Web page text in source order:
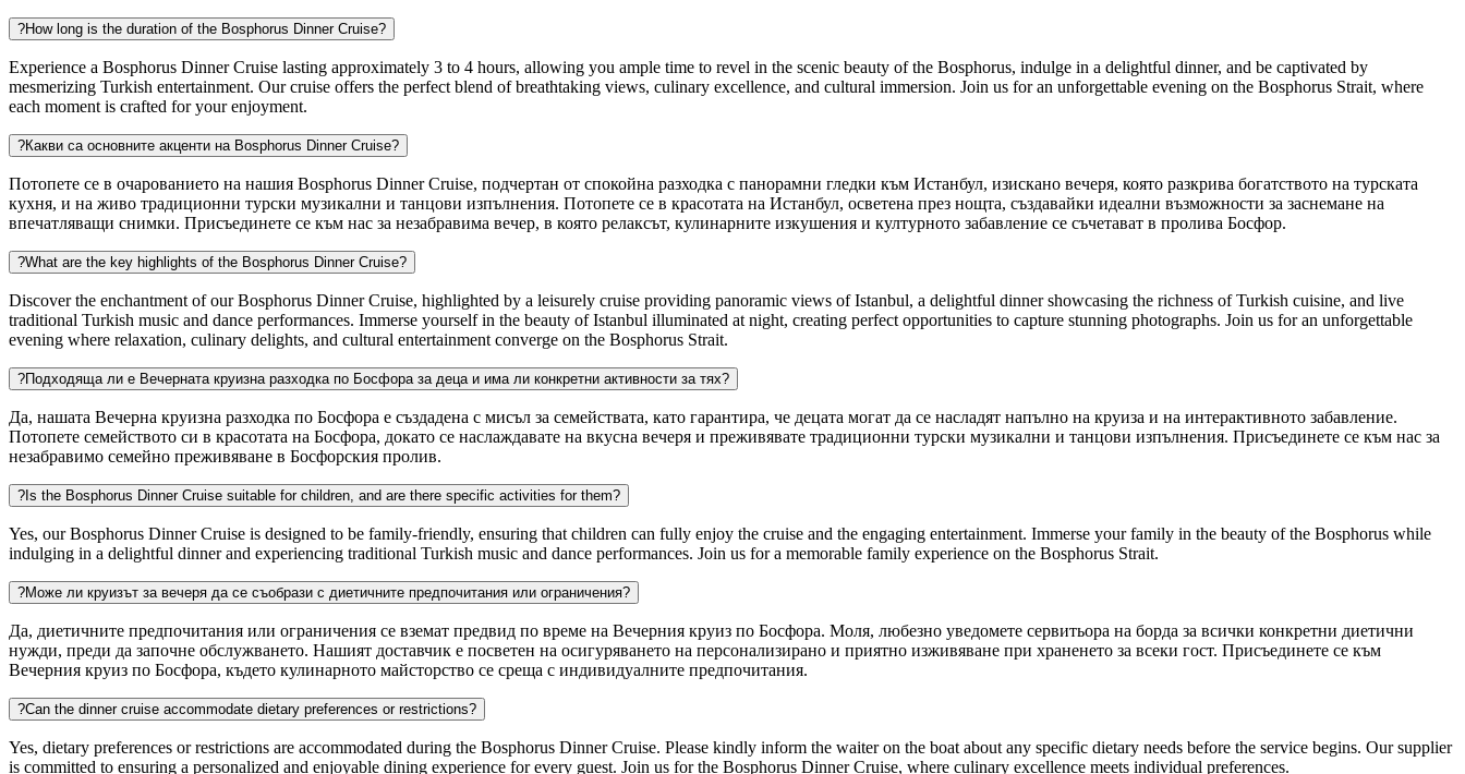
?How long is the duration of the Bosphorus Dinner Cruise?
Experience a Bosphorus Dinner Cruise lasting approximately 3 to 4 hours, allowing you ample time to revel in the scenic beauty of the Bosphorus, indulge in a delightful dinner, and be captivated by
mesmerizing Turkish entertainment. Our cruise offers the perfect blend of breathtaking views, culinary excellence, and cultural immersion. Join us for an unforgettable evening on the Bosphorus Strait, where
each moment is crafted for your enjoyment.
?Какви са основните акценти на Bosphorus Dinner Cruise?
Потопете се в очарованието на нашия Bosphorus Dinner Cruise, подчертан от спокойна разходка с панорамни гледки към Истанбул, изискано вечеря, която разкрива богатството на турската
кухня, и на живо традиционни турски музикални и танцови изпълнения. Потопете се в красотата на Истанбул, осветена през нощта, създавайки идеални възможности за заснемане на
впечатляващи снимки. Присъединете се към нас за незабравима вечер, в която релаксът, кулинарните изкушения и културното забавление се съчетават в пролива Босфор.
?What are the key highlights of the Bosphorus Dinner Cruise?
Discover the enchantment of our Bosphorus Dinner Cruise, highlighted by a leisurely cruise providing panoramic views of Istanbul, a delightful dinner showcasing the richness of Turkish cuisine, and live
traditional Turkish music and dance performances. Immerse yourself in the beauty of Istanbul illuminated at night, creating perfect opportunities to capture stunning photographs. Join us for an unforgettable
evening where relaxation, culinary delights, and cultural entertainment converge on the Bosphorus Strait.
?Подходяща ли е Вечерната круизна разходка по Босфора за деца и има ли конкретни активности за тях?
Да, нашата Вечерна круизна разходка по Босфора е създадена с мисъл за семействата, като гарантира, че децата могат да се насладят напълно на круиза и на интерактивното забавление.
Потопете семейството си в красотата на Босфора, докато се наслаждавате на вкусна вечеря и преживявате традиционни турски музикални и танцови изпълнения. Присъединете се към нас за
незабравимо семейно преживяване в Босфорския пролив.
? Is the Bosphorus Dinner Cruise suitable for children, and are there specific activities for them?
Yes, our Bosphorus Dinner Cruise is designed to be family-friendly, ensuring that children can fully enjoy the cruise and the engaging entertainment. Immerse your family in the beauty of the Bosphorus while
indulging in a delightful dinner and experiencing traditional Turkish music and dance performances. Join us for a memorable family experience on the Bosphorus Strait.
?Може ли круизът за вечеря да се съобрази с диетичните предпочитания или ограничения?
Да, диетичните предпочитания или ограничения се вземат предвид по време на Вечерния круиз по Босфора. Моля, любезно уведомете сервитьора на борда за всички конкретни диетични
нужди, преди да започне обслужването. Нашият доставчик е посветен на осигуряването на персонализирано и приятно изживяване при храненето за всеки гост. Присъединете се към
Вечерния круиз по Босфора, където кулинарното майсторство се среща с индивидуалните предпочитания.
?Can the dinner cruise accommodate dietary preferences or restrictions?
Yes, dietary preferences or restrictions are accommodated during the Bosphorus Dinner Cruise. Please kindly inform the waiter on the boat about any specific dietary needs before the service begins. Our supplier
is committed to ensuring a personalized and enjoyable dining experience for every guest. Join us for the Bosphorus Dinner Cruise, where culinary excellence meets individual preferences.